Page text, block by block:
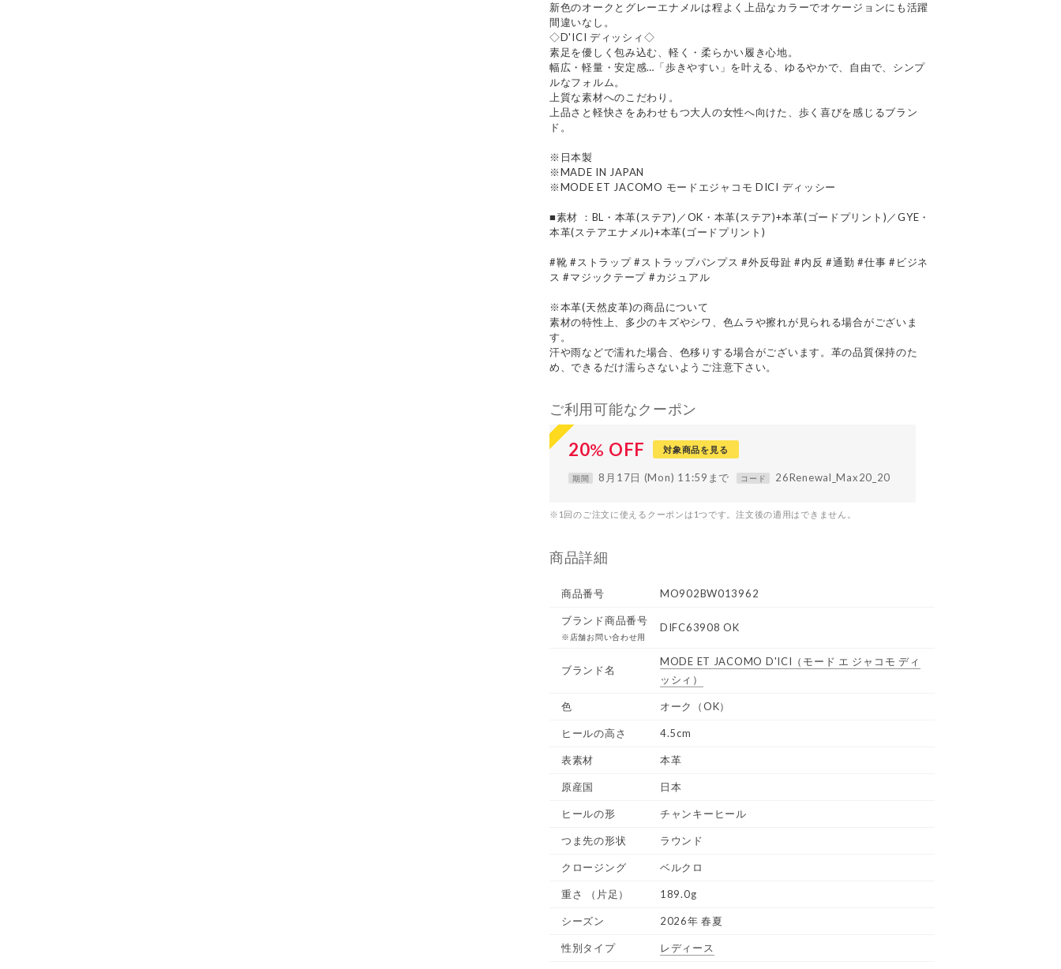
新色のオークとグレーエナメルは程よく上品なカラーでオケージョンにも活躍
間違いなし。
◇D'ICI ディッシィ◇
素足を優しく包み込む、軽く・柔らかい履き心地。
幅広・軽量・安定感…「歩きやすい」を叶える、ゆるやかで、自由で、シンプ
ルなフォルム。
上質な素材へのこだわり。
上品さと軽快さをあわせもつ大人の女性へ向けた、歩く喜びを感じるブラン
ド。
※日本製
※MADE IN JAPAN
※MODE ET JACOMO モードエジャコモ DICI ディッシー
■素材 ：BL・本革(ステア)／OK・本革(ステア)+本革(ゴードプリント)／GYE・
本革(ステアエナメル)+本革(ゴードプリント)
#靴 #ストラップ #ストラップパンプス #外反母趾 #内反 #通勤 #仕事 #ビジネ
ス #マジックテープ #カジュアル
※本革(天然皮革)の商品について
素材の特性上、多少のキズやシワ、色ムラや擦れが見られる場合がございま
す。
汗や雨などで濡れた場合、色移りする場合がございます。革の品質保持のた
め、できるだけ濡らさないようご注意下さい。
ご利用可能なクーポン
20% OFF 対象商品を見る
期間 8月17日 (Mon) 11:59まで コード 26Renewal_Max20_20
※1回のご注文に使えるクーポンは1つです。注文後の適用はできません。
商品詳細
商品番号 MO902BW013962
ブランド商品番号
※店舗お問い合わせ用
DIFC63908 OK
ブランド名
MODE ET JACOMO D'ICI （モード エ ジャコモ ディ
ッシィ）
色 オーク（OK）
ヒールの高さ 4.5cm
表素材 本革
原産国 日本
ヒールの形 チャンキーヒール
つま先の形状 ラウンド
クロージング ベルクロ
重さ （片足） 189.0g
シーズン 2026年 春夏
性別タイプ レディース